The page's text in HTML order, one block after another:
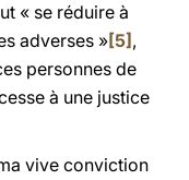
« se réduire à
adverses »[5] ,
personnes de
à une justice
vive conviction